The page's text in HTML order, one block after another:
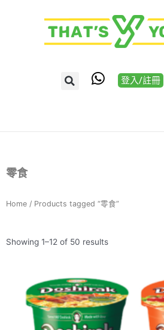
登入/註冊
零食
Home / Products tagged “零食”
Showing 1–12 of 50 results